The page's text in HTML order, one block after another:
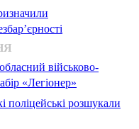
військово-
«Легіонер»
поліцейські розшукали